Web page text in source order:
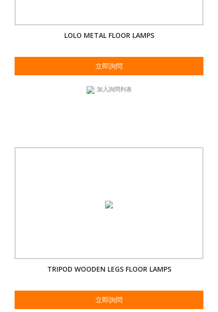
LOLO METAL FLOOR LAMPS
立即詢問
加入詢問列表
TRIPOD WOODEN LEGS FLOOR LAMPS
立即詢問